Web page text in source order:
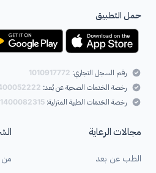
حمل التطبيق
رقم السجل التجاري: 1010917772
رخصة الخدمات الصحية عن بُعد:
رخصة الخدمات الطبية المنزلية: 1400082315
مجالات الرعاية
الطب عن بعد